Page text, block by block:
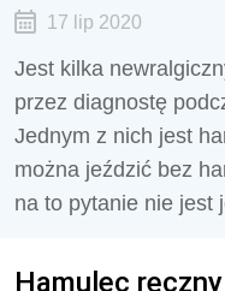
17 lip 2020
Jest kilka
przez diagnostę
Jednym z nich jest
można jeździć bez
na to pytanie nie jest
Hamulec